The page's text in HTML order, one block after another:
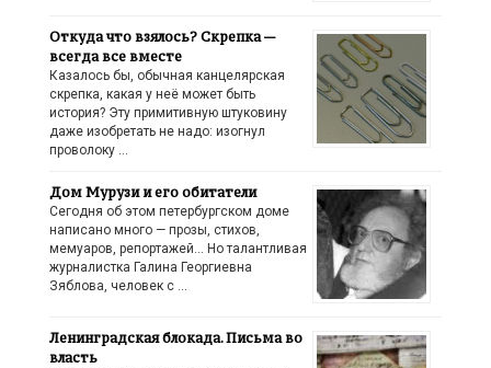
Откуда что взялось? Скрепка —
всегда все вместе
Казалось бы, обычная канцелярская
скрепка, какая у неё может быть
история? Эту примитивную штуковину
даже изобретать не надо: изогнул
проволоку …
Дом Мурузи и его обитатели
Сегодня об этом петербургском доме
написано много — прозы, стихов,
мемуаров, репортажей… Но талантливая
журналистка Галина Георгиевна
Зяблова, человек с …
Ленинградская блокада. Письма во
власть